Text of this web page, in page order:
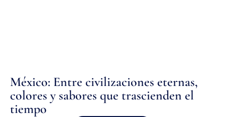
México: Entre civilizaciones eternas,
colores y sabores que trascienden el
tiempo